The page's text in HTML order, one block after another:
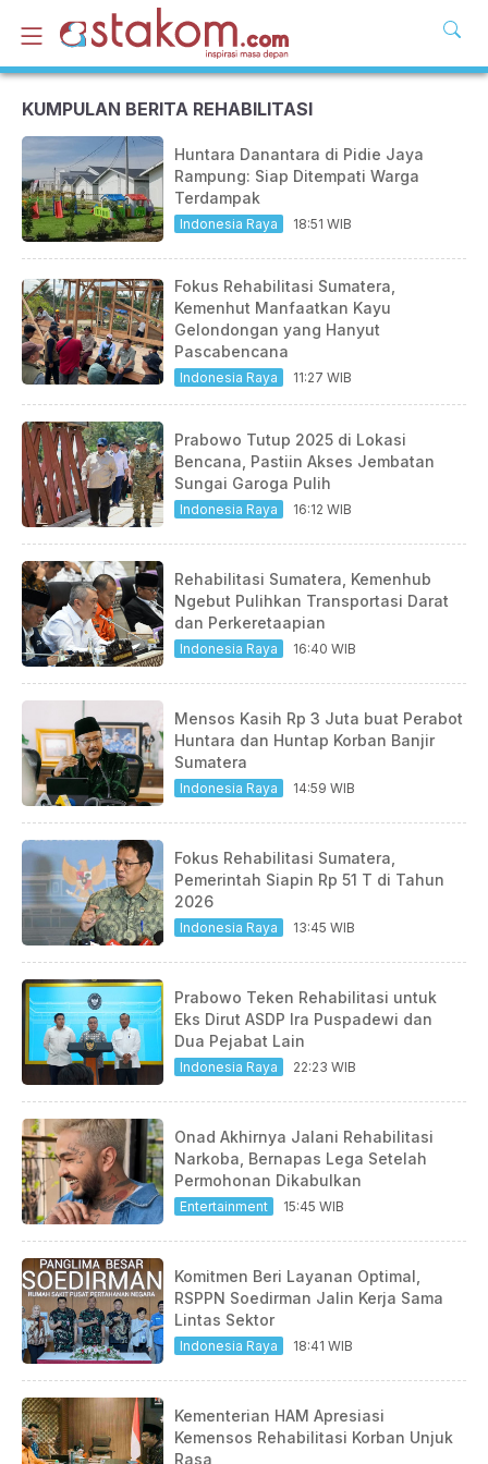
KUMPULAN BERITA REHABILITASI
Huntara Danantara di Pidie Jaya
Rampung: Siap Ditempati Warga
Terdampak
Indonesia Raya 18:51 WIB
Fokus Rehabilitasi Sumatera,
Kemenhut Manfaatkan Kayu
Gelondongan yang Hanyut
Pascabencana
Indonesia Raya 11:27 WIB
Prabowo Tutup 2025 di Lokasi
Bencana, Pastiin Akses Jembatan
Sungai Garoga Pulih
Indonesia Raya 16:12 WIB
Rehabilitasi Sumatera, Kemenhub
Ngebut Pulihkan Transportasi Darat
dan Perkeretaapian
Indonesia Raya 16:40 WIB
Mensos Kasih Rp 3 Juta buat Perabot
Huntara dan Huntap Korban Banjir
Sumatera
Indonesia Raya 14:59 WIB
Fokus Rehabilitasi Sumatera,
Pemerintah Siapin Rp 51 T di Tahun
2026
Indonesia Raya 13:45 WIB
Prabowo Teken Rehabilitasi untuk
Eks Dirut ASDP Ira Puspadewi dan
Dua Pejabat Lain
Indonesia Raya 22:23 WIB
Onad Akhirnya Jalani Rehabilitasi
Narkoba, Bernapas Lega Setelah
Permohonan Dikabulkan
Entertainment 15:45 WIB
Komitmen Beri Layanan Optimal,
RSPPN Soedirman Jalin Kerja Sama
Lintas Sektor
Indonesia Raya 18:41 WIB
Kementerian HAM Apresiasi
Kemensos Rehabilitasi Korban Unjuk
Rasa